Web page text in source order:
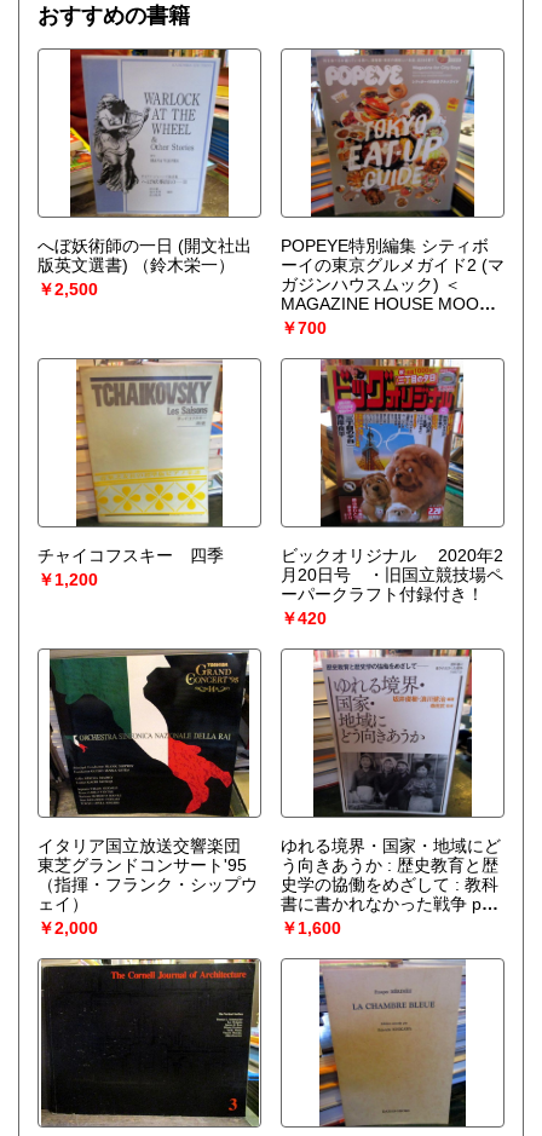
おすすめの書籍
へぼ妖術師の一日 (開文社出
版英文選書)
（鈴木栄一）
￥2,500
POPEYE特別編集 シティボ
ーイの東京グルメガイド2 (マ
ガジンハウスムック) ＜
MAGAZINE HOUSE MOOK
＞
￥700
チャイコフスキー 四季
￥1,200
ビックオリジナル 2020年2
月20日号 ・旧国立競技場ペ
ーパークラフト付録付き！
￥420
イタリア国立放送交響楽団
東芝グランドコンサート'95
（指揮・フランク・シップウ
ェイ）
￥2,000
ゆれる境界・国家・地域にど
う向きあうか : 歴史教育と歴
史学の協働をめざして : 教科
書に書かれなかった戦争 part
53 （坂井俊樹, 浪川健治 編
著 ; 森田武 監修）
￥1,600